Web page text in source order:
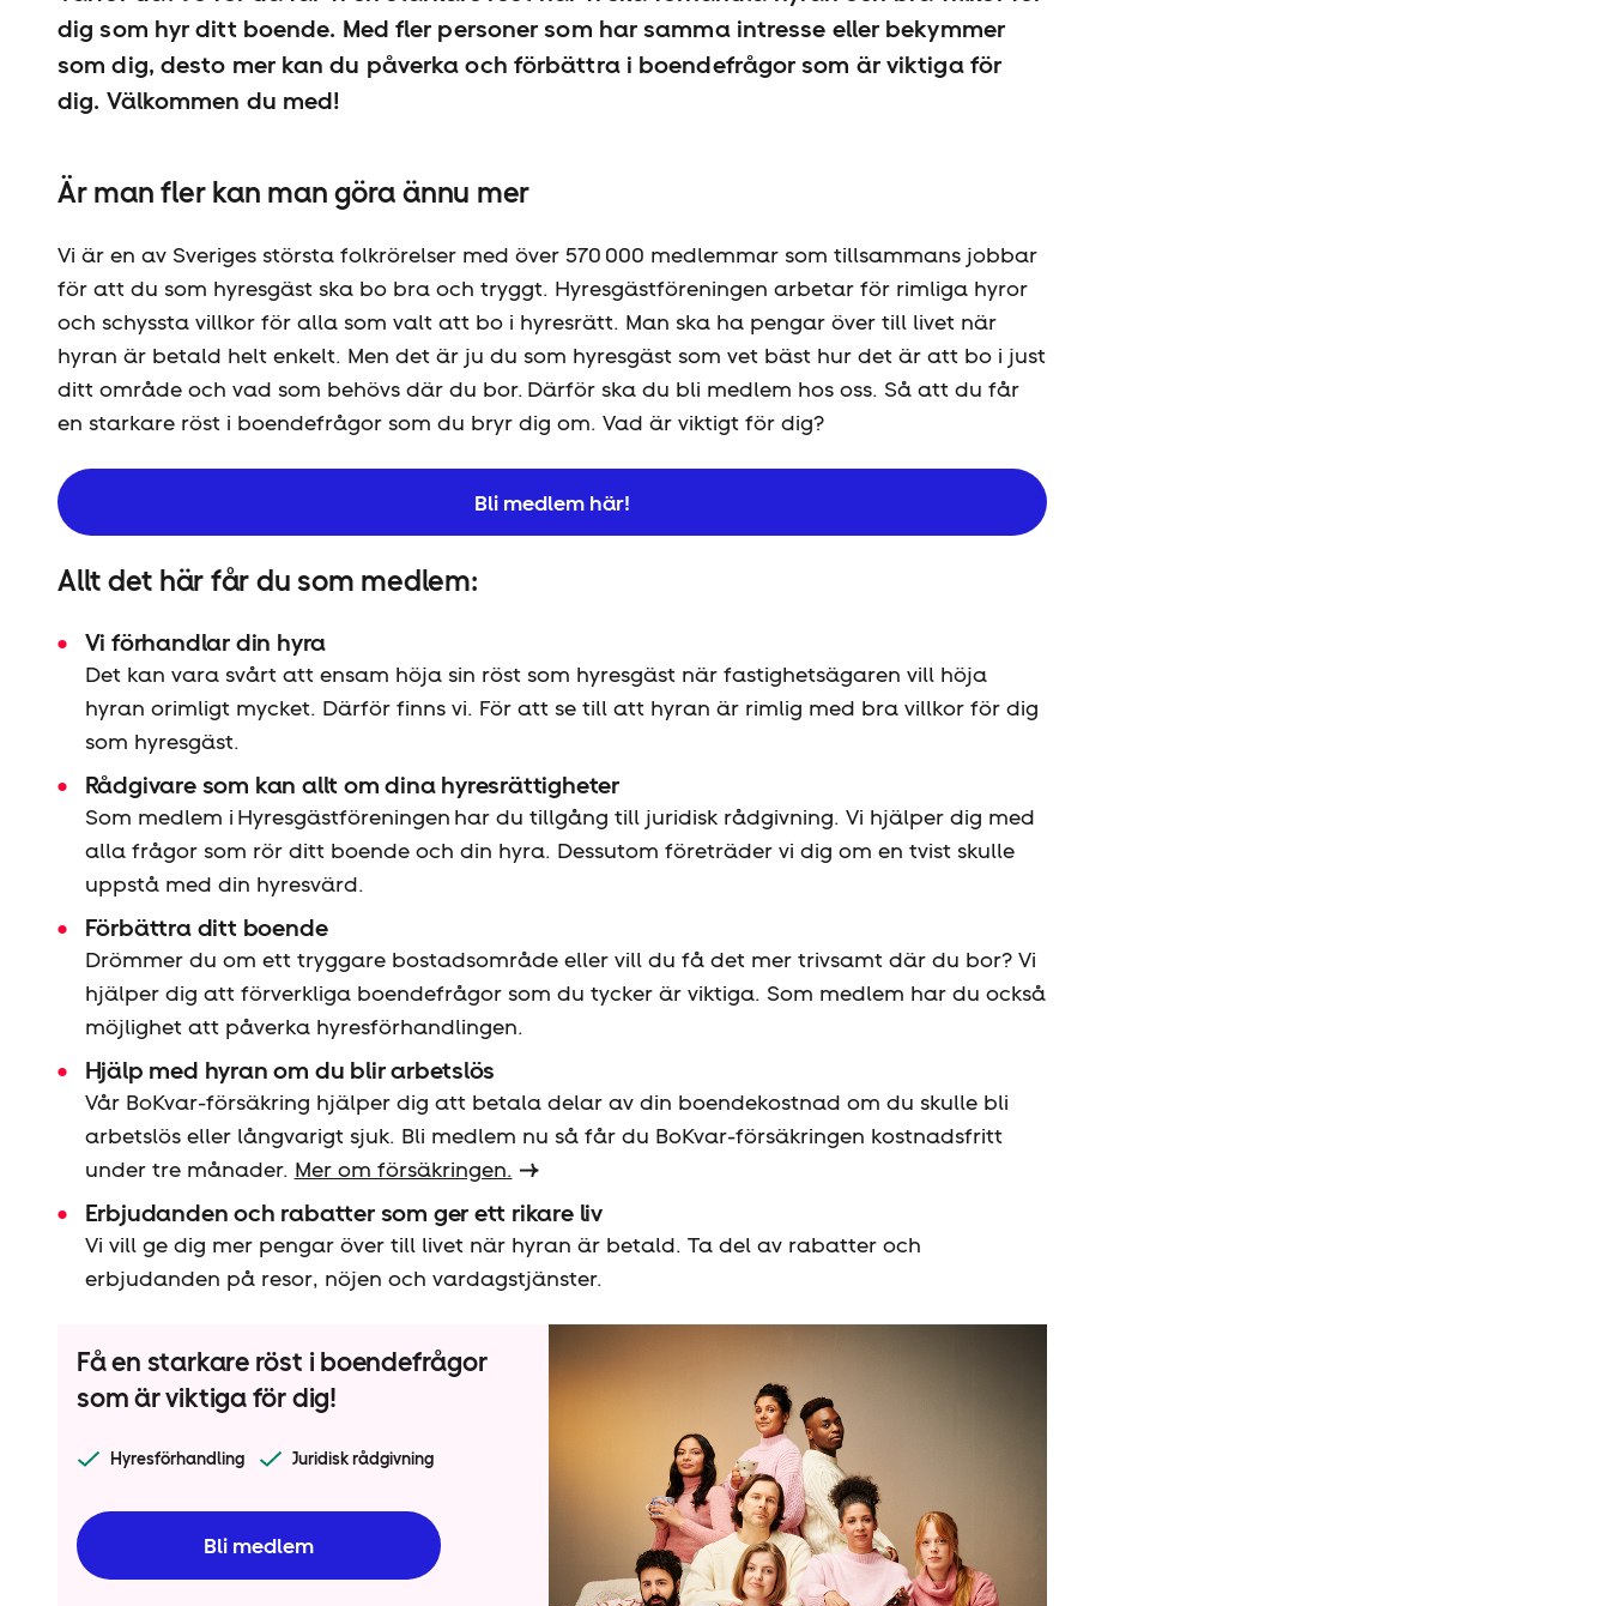
dig som hyr ditt boende. Med fler personer som har samma intresse eller bekymmer
som dig, desto mer kan du påverka och förbättra i boendefrågor som är viktiga för
dig. Välkommen du med!
Är man fler kan man göra ännu mer
Vi är en av Sveriges största folkrörelser med över 570 000 medlemmar som tillsammans jobbar
för att du som hyresgäst ska bo bra och tryggt. Hyresgäst­föreningen arbetar för rimliga hyror
och schyssta villkor för alla som valt att bo i hyresrätt. Man ska ha pengar över till livet när
hyran är betald helt enkelt. Men det är ju du som hyresgäst som vet bäst hur det är att bo i just
ditt område och vad som behövs där du bor. Därför ska du bli medlem hos oss. Så att du får
en starkare röst i boendefrågor som du bryr dig om. Vad är viktigt för dig?
Bli medlem här!
Allt det här får du som medlem:
Vi förhandlar din hyra
Det kan vara svårt att ensam höja sin röst som hyresgäst när fastighetsägaren vill höja
hyran orimligt mycket. Därför finns vi. För att se till att hyran är rimlig med bra villkor för dig
som hyresgäst.
Rådgivare som kan allt om dina hyresrättigheter
Som medlem i Hyresgäst­föreningen har du tillgång till juridisk rådgivning. Vi hjälper dig med
alla frågor som rör ditt boende och din hyra. Dessutom företräder vi dig om en tvist skulle
uppstå med din hyresvärd.
Förbättra ditt boende
Drömmer du om ett tryggare bostadsområde eller vill du få det mer trivsamt där du bor? Vi
hjälper dig att förverkliga boendefrågor som du tycker är viktiga. Som medlem har du också
möjlighet att påverka hyresförhandlingen.
Hjälp med hyran om du blir arbetslös
Vår BoKvar-försäkring hjälper dig att betala delar av din boendekostnad om du skulle bli
arbetslös eller långvarigt sjuk. Bli medlem nu så får du BoKvar-försäkringen kostnadsfritt
under tre månader. Mer om försäkringen.
Erbjudanden och rabatter som ger ett rikare liv
Vi vill ge dig mer pengar över till livet när hyran är betald. Ta del av rabatter och
erbjudanden på resor, nöjen och vardagstjänster.
Få en starkare röst i boendefrågor
som är viktiga för dig!
Hyresförhandling Juridisk rådgivning
Bli medlem